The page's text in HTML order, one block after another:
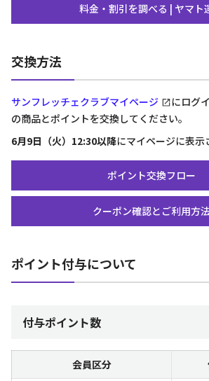
料金・割引を調べる | ヤマト
交換方法
サンフレッチェクラブマイページ
にログ
の商品とポイントを交換してください。
6月9日（火）12:30以降にマイページに表示
ポイント交換フロー
クーポン確認とご利用方
ポイント付与について
付与ポイント数
会員区分